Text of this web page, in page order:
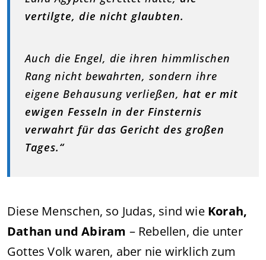
vertilgte, die nicht glaubten.
Auch die Engel, die ihren himmlischen
Rang nicht bewahrten, sondern ihre
eigene Behausung verließen, hat er mit
ewigen Fesseln in der Finsternis
verwahrt für das Gericht des großen
Tages.“
Diese Menschen, so Judas, sind wie Korah,
Dathan und Abiram – Rebellen, die unter
Gottes Volk waren, aber nie wirklich zum